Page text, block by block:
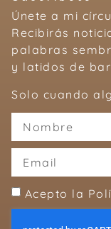
Únete a mi
Recibirás
palabras
y latidos de
Solo cuando
Acepto la